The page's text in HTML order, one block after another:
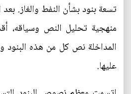
تسعة بنود بشأن النفط والغاز. بعد
منهجية تحليل النص وسياقه،
المداخلة نص كل من هذه
عليها.